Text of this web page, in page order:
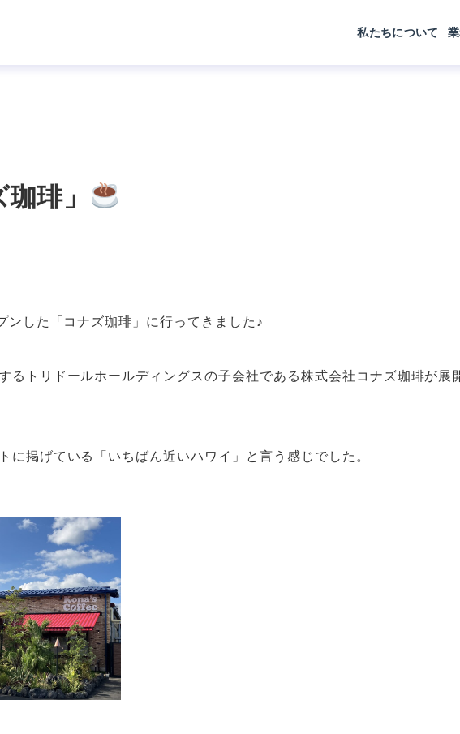
私たちについて
珈琲」
ンした「コナズ珈琲」に行ってきました♪
るトリドールホールディングスの子会社である株式会社コナズ珈琲が展
に掲げている「いちばん近いハワイ」と言う感じでした。